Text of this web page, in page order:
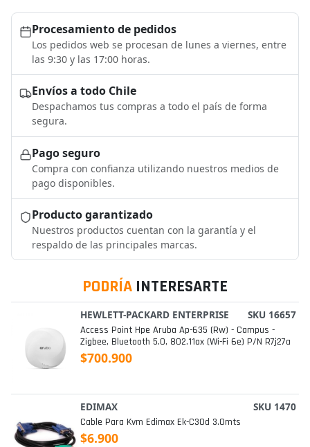
Procesamiento de pedidos
Los pedidos web se procesan de lunes a viernes, entre
las 9:30 y las 17:00 horas.
Envíos a todo Chile
Despachamos tus compras a todo el país de forma
segura.
Pago seguro
Compra con confianza utilizando nuestros medios de
pago disponibles.
Producto garantizado
Nuestros productos cuentan con la garantía y el
respaldo de las principales marcas.
PODRÍA INTERESARTE
HEWLETT-PACKARD ENTERPRISE SKU 16657
Access Point Hpe Aruba Ap-635 (rw) - Campus -
Zigbee, Bluetooth 5.0, 802.11ax (wi-Fi 6e) P/n R7j27a
$700.900
EDIMAX SKU 1470
Cable Para Kvm Edimax Ek-C30d 3.0mts
$6.900